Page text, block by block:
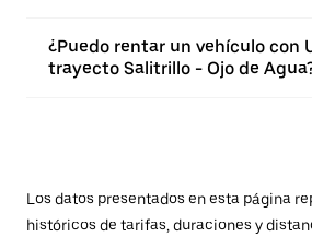
¿Puedo rentar un vehículo con
trayecto Salitrillo - Ojo de
Los datos presentados en esta página
históricos de tarifas, duraciones y